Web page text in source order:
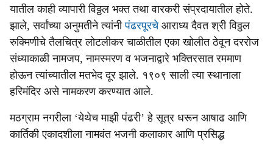
यातील काही व्यापारी विठ्ठल भक्त तथा वारकरी संप्रदायातील होते.
झाले, सर्वांच्या अनुमतीने त्यांनीपंढरपूरचे आराध्य दैवत श्री विठ्ठल
रुक्मिणीचे तैलचित्र लोटलीकर चाळीतील एका खोलीत ठेवून दररोज
संध्याकाळी नामजप, नामस्मरण व भजनाद्वारे भक्तिरसात रममाण
होऊन त्यांच्यातील मतभेद दूर झाले. १९०९ साली त्या स्थानाला
हरिमंदिर असे नामकरण करण्यात आले.
मठग्राम नगरीला ‘येथेच माझी पंढरी’ हे सूत्र धरून आषाढ आणि
कार्तिकी एकादशीला नामवंत भजनी कलाकार आणि प्रसिद्ध